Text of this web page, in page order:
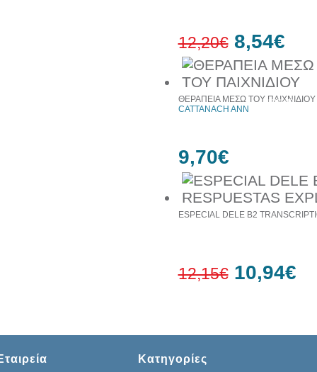
έκπτωση
12,20€ 8,54€
ΘΕΡΑΠΕΙΑ ΜΕΣΩ ΤΟΥ ΠΑΙΧΝΙΔΙΟΥ
CATTANACH ANN
9,70€
ESPECIAL DELE B2
12,15€ 10,94€
Κατηγορίες